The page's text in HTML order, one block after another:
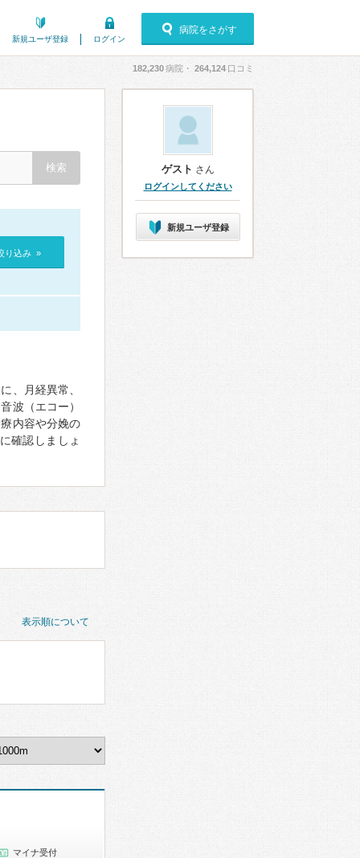
新規ユーザ登録 ログイン
病院をさがす
182,230病院・ 264,124 口コミ
り込み »
、月経異常、
波（エコー）
内容や分娩の
確認しましょ
表示順について
マイナ受付
ゲスト さん
ログインしてください
新規ユーザ登録